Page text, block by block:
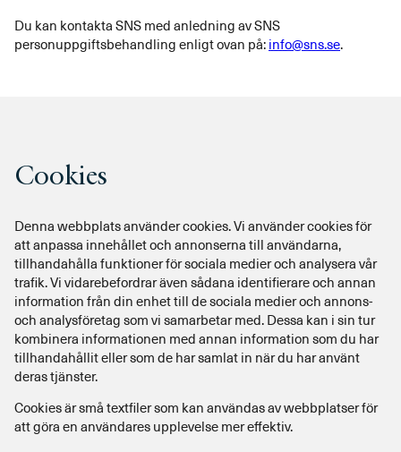
Du kan kontakta SNS med anledning av SNS
personuppgiftsbehandling enligt ovan på:info@sns.se.
Cookies
Denna webbplats använder cookies. Vi använder cookies för
att anpassa innehållet och annonserna till användarna,
tillhandahålla funktioner för sociala medier och analysera vår
trafik. Vi vidarebefordrar även sådana identifierare och annan
information från din enhet till de sociala medier och annons-
och analysföretag som vi samarbetar med. Dessa kan i sin tur
kombinera informationen med annan information som du har
tillhandahållit eller som de har samlat in när du har använt
deras tjänster.
Cookies är små textfiler som kan användas av webbplatser för
att göra en användares upplevelse mer effektiv.